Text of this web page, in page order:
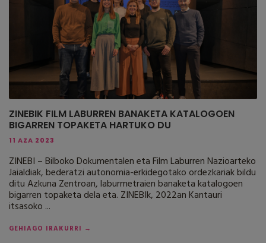
ZINEBIK FILM LABURREN BANAKETA KATALOGOEN
BIGARREN TOPAKETA HARTUKO DU
11 AZA 2023
ZINEBI – Bilboko Dokumentalen eta Film Laburren Nazioarteko
Jaialdiak, bederatzi autonomia-erkidegotako ordezkariak bildu
ditu Azkuna Zentroan, laburmetraien banaketa katalogoen
bigarren topaketa dela eta. ZINEBIk, 2022an Kantauri
itsasoko ...
GEHIAGO IRAKURRI →